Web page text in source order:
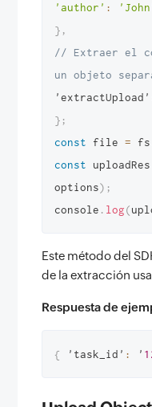
'author' :
} ,
// Extraer el
un objeto
'extractUpload'
} ;
const file = fs
const uploadRes
options) ;
console . log(
Este método del
de la extracción
Respuesta de
{ 'task_id' : '